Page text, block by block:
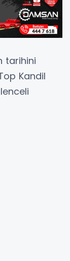
tarihini
Kandil